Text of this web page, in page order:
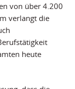
von über 4.200
verlangt die
heute